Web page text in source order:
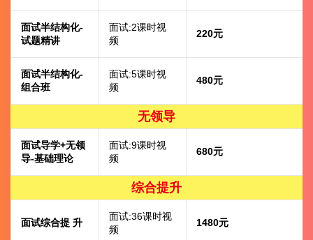
面试半结构化-
试题精讲
面试:2课时视
频
220元
面试半结构化-
组合班
面试:5课时视
频
480元
无领导
面试导学+无领
导-基础理论
面试:9课时视
频
680元
综合提升
面试综合提 升
面试:36课时视
频
1480元